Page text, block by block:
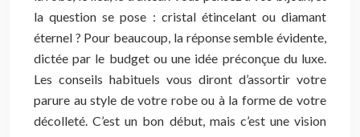
la question se pose : cristal étincelant ou diamant
éternel ? Pour beaucoup, la réponse semble évidente,
dictée par le budget ou une idée préconçue du luxe.
Les conseils habituels vous diront d’assortir votre
parure au style de votre robe ou à la forme de votre
décolleté. C’est un bon début, mais c’est une vision